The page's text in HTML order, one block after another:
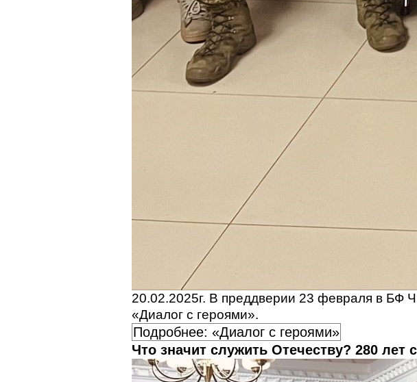
20.02.2025г. В преддверии 23 февраля в БФ
«Диалог с героями».
Подробнее: «Диалог с героями»
Что значит служить Отечеству? 280